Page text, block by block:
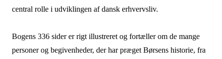
central rolle i udviklingen af dansk erhvervsliv.
Bogens 336 sider er rigt illustreret og fortæller om de mange
personer og begivenheder, der har præget Børsens historie, fra